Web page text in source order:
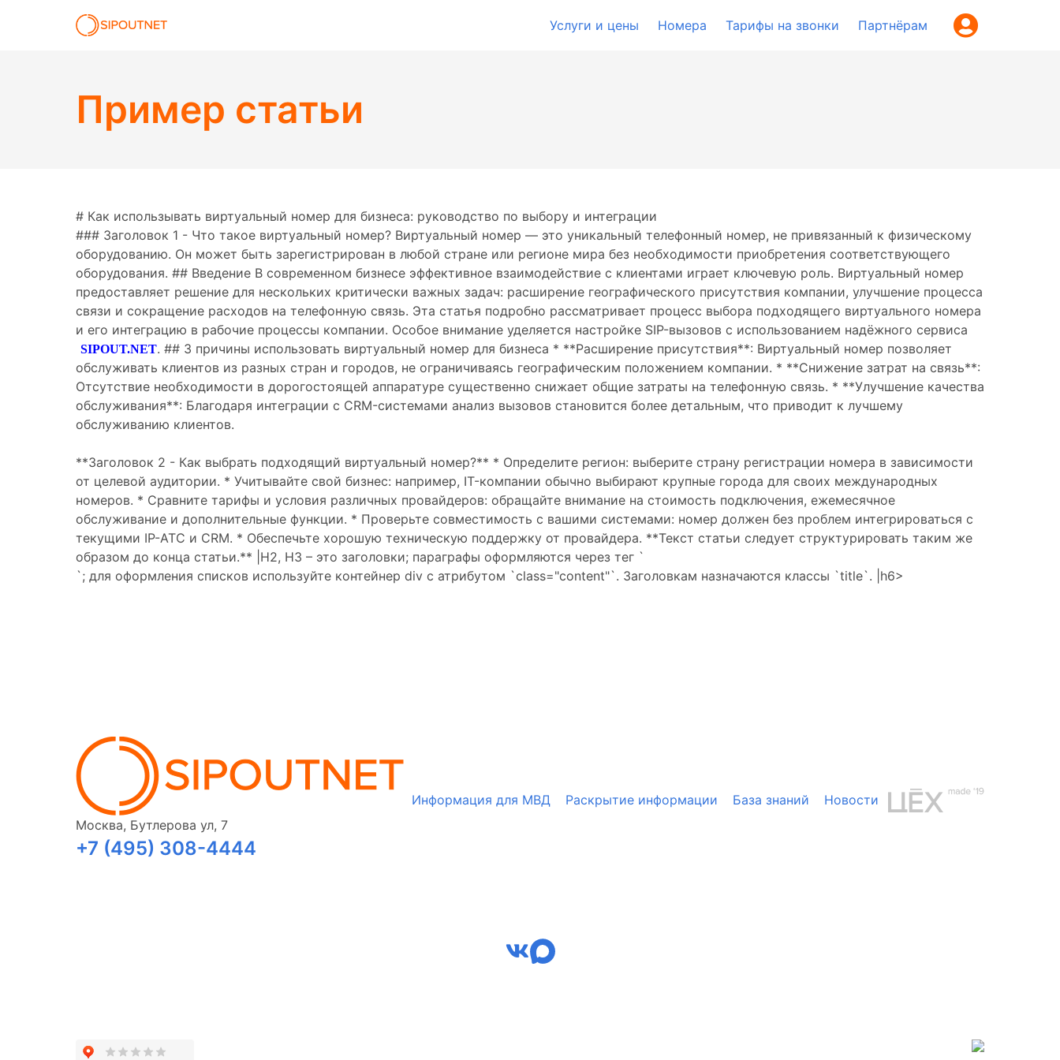
Услуги и цены Номера Тарифы на звонки Партнёрам
Пример статьи
# Как использывать виртуальный номер для бизнеса: руководство по выбору и интеграции
### Заголовок 1 - Что такое виртуальный номер? Виртуальный номер — это уникальный телефонный номер, не привязанный к физическому
оборудованию. Он может быть зарегистрирован в любой стране или регионе мира без необходимости приобретения соответствующего
оборудования. ## Введение В современном бизнесе эффективное взаимодействие с клиентами играет ключевую роль. Виртуальный номер
предоставляет решение для нескольких критически важных задач: расширение географического присутствия компании, улучшение процесса
связи и сокращение расходов на телефонную связь. Эта статья подробно рассматривает процесс выбора подходящего виртуального номера
и его интеграцию в рабочие процессы компании. Особое внимание уделяется настройке SIP-вызовов с использованием надёжного сервиса
SIPOUT.NET. ## 3 причины использовать виртуальный номер для бизнеса * **Расширение присутствия**: Виртуальный номер позволяет
обслуживать клиентов из разных стран и городов, не ограничиваясь географическим положением компании. * **Снижение затрат на связь**:
Отсутствие необходимости в дорогостоящей аппаратуре существенно снижает общие затраты на телефонную связь. * **Улучшение качества
обслуживания**: Благодаря интеграции с CRM-системами анализ вызовов становится более детальным, что приводит к лучшему
обслуживанию клиентов.
**Заголовок 2 - Как выбрать подходящий виртуальный номер?** * Определите регион: выберите страну регистрации номера в зависимости
от целевой аудитории. * Учитывайте свой бизнес: например, IT-компании обычно выбирают крупные города для своих международных
номеров. * Сравните тарифы и условия различных провайдеров: обращайте внимание на стоимость подключения, ежемесячное
обслуживание и дополнительные функции. * Проверьте совместимость с вашими системами: номер должен без проблем интегрироваться с
текущими IP-АТС и CRM. * Обеспечьте хорошую техническую поддержку от провайдера. **Текст статьи следует структурировать таким же
образом до конца статьи.** |H2, H3 – это заголовки; параграфы оформляются через тег `
`; для оформления списков используйте контейнер div с атрибутом `class="content"`. Заголовкам назначаются классы `title`. |h6>
Москва, Бутлерова ул, 7
+7 (495) 308-4444
Информация для МВД Раскрытие информации База знаний Новости